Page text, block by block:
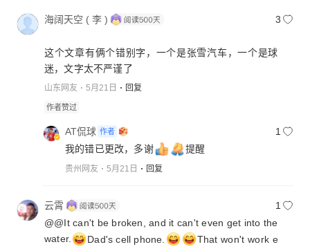
海阔天空 ( 李 ) 3
这个文章有俩个错别字，一个是张雪汽车，一个是球
迷，文字太不严谨了
山东网友 5月21日 回复
作者赞过
AT侃球 作者
1
我的错已更改，多谢
提醒
贵州网友 5月21日 回复
云霄
1
@@It can't be broken, and it can't even get into the
water.
Dad's cell phone.
That won't work e